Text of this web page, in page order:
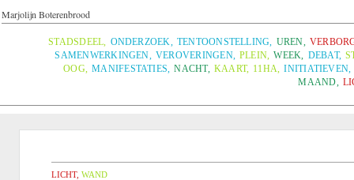
Marjolijn Boterenbrood
STADSDEEL, ONDERZOEK, TENTOONSTELLING, UREN,
SAMENWERKINGEN, VEROVERINGEN, PLEIN, WEEK, DEBAT,
OOG, MANIFESTATIES, NACHT, KAART, 11HA, INITIATIEVEN,
MAAND,
LICHT, WAND